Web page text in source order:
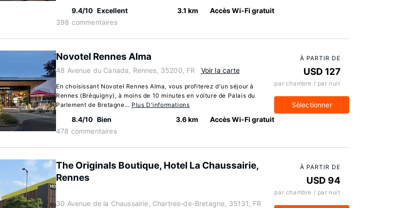
9.4/10 Excellent
398 commentaires
3.1 km Accès Wi-Fi gratuit
Novotel Rennes Alma
48 Avenue du Canada, Rennes, 35200, FR Voir la carte
En choisissant Novotel Rennes Alma, vous profiterez d'un séjour à
Rennes (Bréquigny), à moins de 10 minutes en voiture de Palais du
Parlement de Bretagne... Plus D'informations
8.4/10 Bien
478 commentaires
3.6 km Accès Wi-Fi gratuit
À PARTIR DE
USD 127
par chambre / par nuit
Sélectionner
The Originals Boutique, Hotel La Chaussairie,
Rennes
30 Avenue de la Chaussairie, Chartres-de-Bretagne, 35131, FR
À PARTIR DE
USD 94
par chambre / par nuit